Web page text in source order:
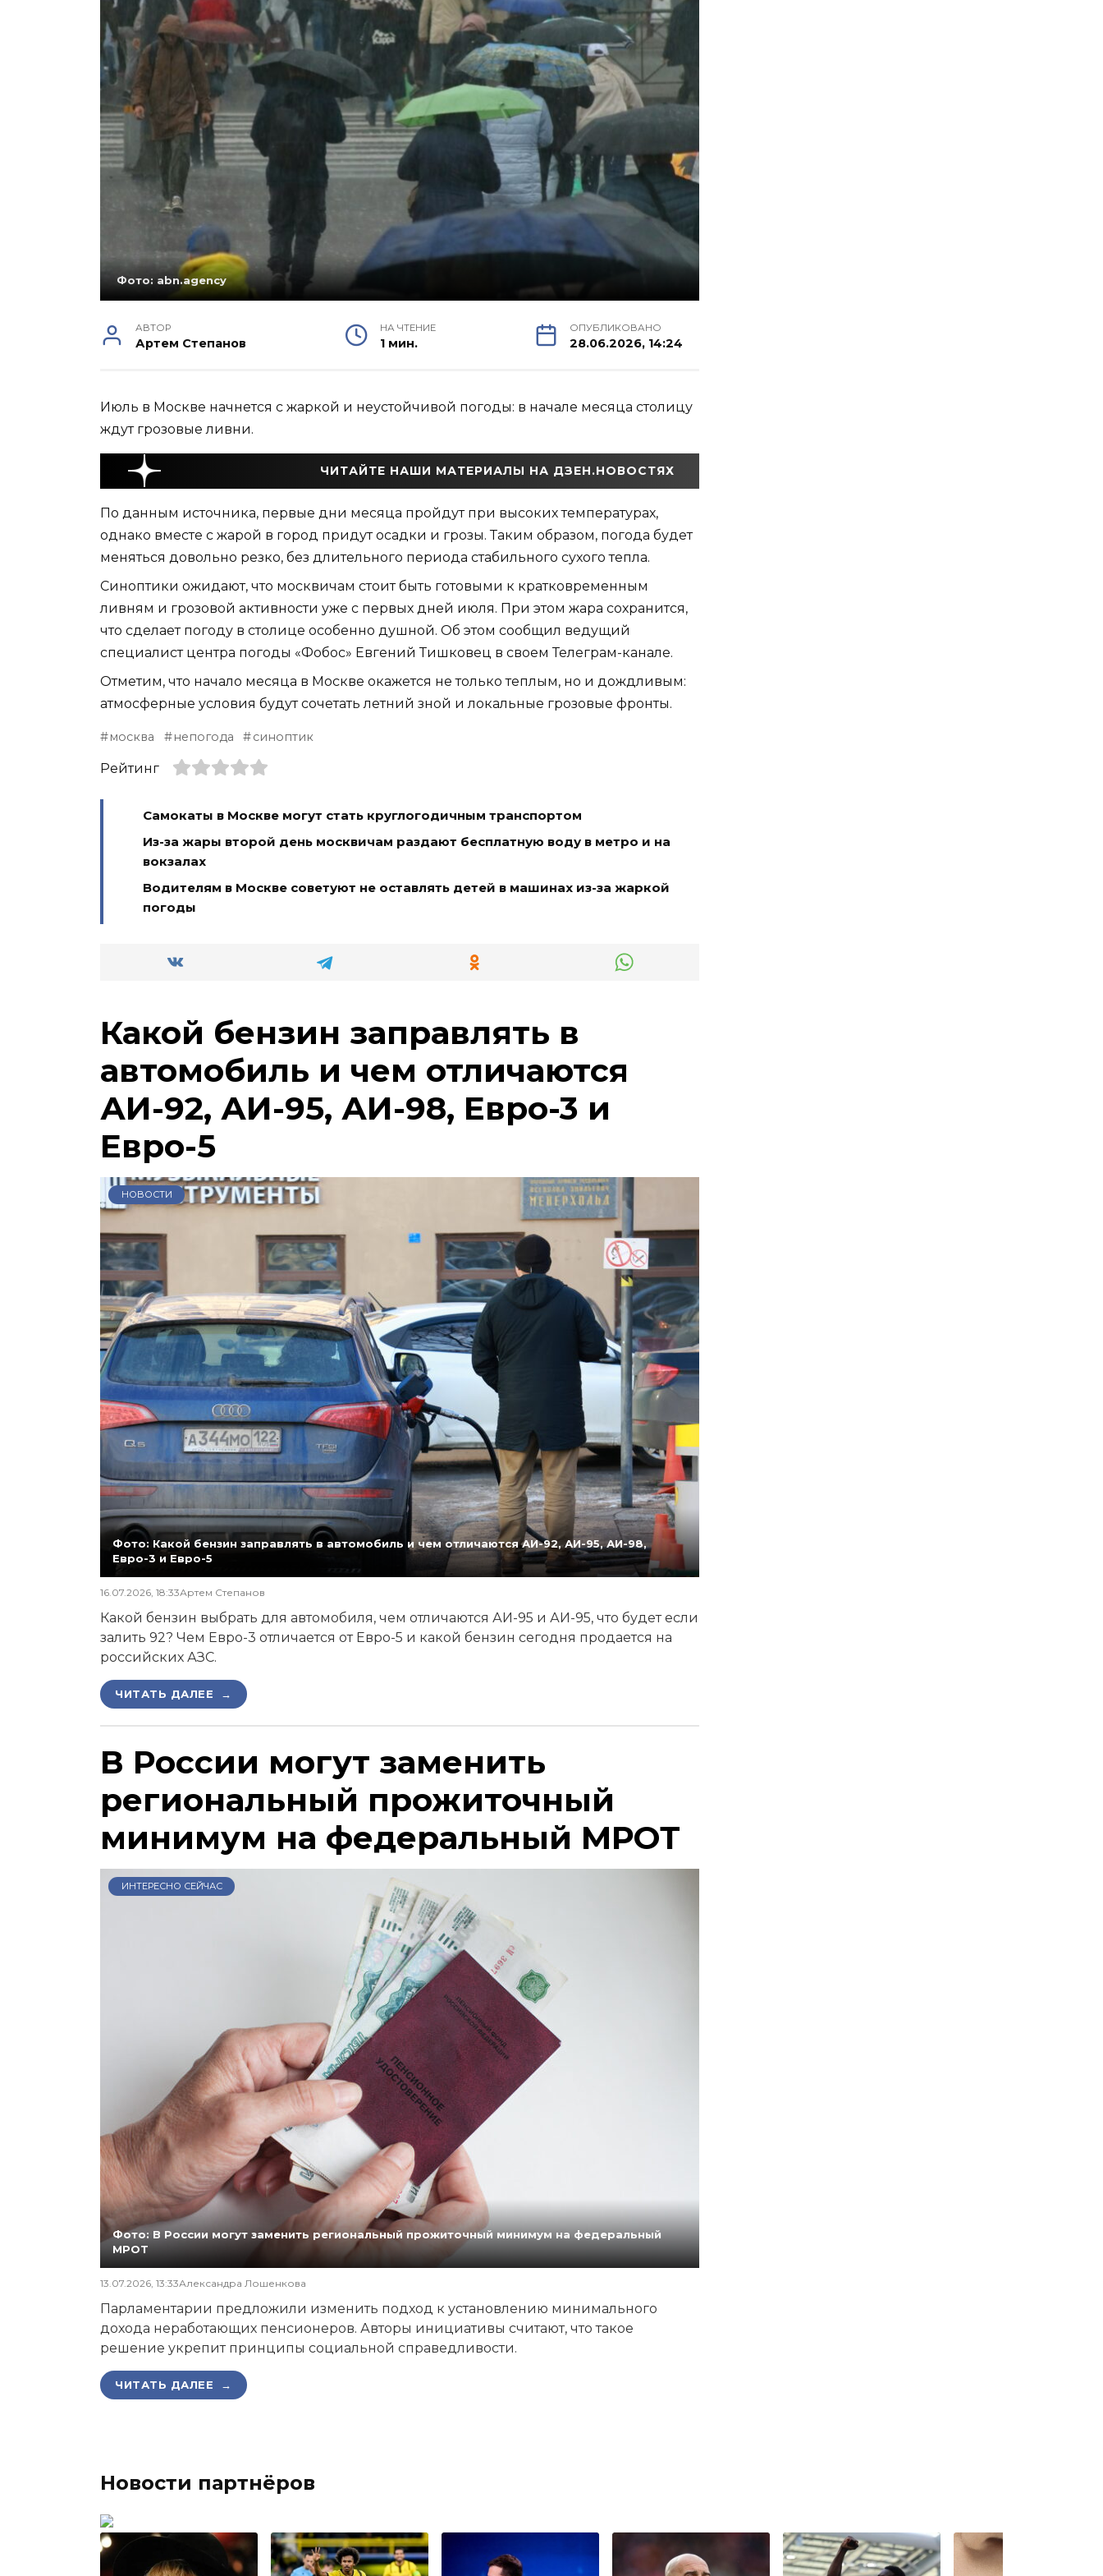
Фото: abn.agency
АВТОР
Артем Степанов
НА ЧТЕНИЕ
1 мин.
ОПУБЛИКОВАНО
28.06.2026, 14:24
Июль в Москве начнется с жаркой и неустойчивой погоды: в начале месяца столицу
ждут грозовые ливни.
ЧИТАЙТЕ НАШИ МАТЕРИАЛЫ НА ДЗЕН.НОВОСТЯХ
По данным источника, первые дни месяца пройдут при высоких температурах,
однако вместе с жарой в город придут осадки и грозы. Таким образом, погода будет
меняться довольно резко, без длительного периода стабильного сухого тепла.
Синоптики ожидают, что москвичам стоит быть готовыми к кратковременным
ливням и грозовой активности уже с первых дней июля. При этом жара сохранится,
что сделает погоду в столице особенно душной. Об этом сообщил ведущий
специалист центра погоды «Фобос» Евгений Тишковец в своем Телеграм-канале.
Отметим, что начало месяца в Москве окажется не только теплым, но и дождливым:
атмосферные условия будут сочетать летний зной и локальные грозовые фронты.
москва непогода синоптик
Рейтинг
Самокаты в Москве могут стать круглогодичным транспортом
Из-за жары второй день москвичам раздают бесплатную воду в метро и на
вокзалах
Водителям в Москве советуют не оставлять детей в машинах из-за жаркой
погоды
Какой бензин заправлять в
автомобиль и чем отличаются
АИ-92, АИ-95, АИ-98, Евро-3 и
Евро-5
НОВОСТИ
Фото: Какой бензин заправлять в автомобиль и чем отличаются АИ-92, АИ-95, АИ-98,
Евро-3 и Евро-5
16.07.2026, 18:33Артем Степанов
Какой бензин выбрать для автомобиля, чем отличаются АИ-95 и АИ-95, что будет если
залить 92? Чем Евро-3 отличается от Евро-5 и какой бензин сегодня продается на
российских АЗС.
ЧИТАТЬ ДАЛЕЕ →
В России могут заменить
региональный прожиточный
минимум на федеральный МРОТ
ИНТЕРЕСНО СЕЙЧАС
Фото: В России могут заменить региональный прожиточный минимум на федеральный
МРОТ
13.07.2026, 13:33Александра Лошенкова
Парламентарии предложили изменить подход к установлению минимального
дохода неработающих пенсионеров. Авторы инициативы считают, что такое
решение укрепит принципы социальной справедливости.
ЧИТАТЬ ДАЛЕЕ →
Новости партнёров